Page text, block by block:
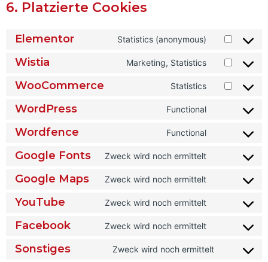
6. Platzierte Cookies
Elementor Statistics (anonymous)
Wistia Marketing, Statistics
WooCommerce Statistics
WordPress Functional
Wordfence Functional
Google Fonts Zweck wird noch ermittelt
Google Maps Zweck wird noch ermittelt
YouTube Zweck wird noch ermittelt
Facebook Zweck wird noch ermittelt
Sonstiges Zweck wird noch ermittelt